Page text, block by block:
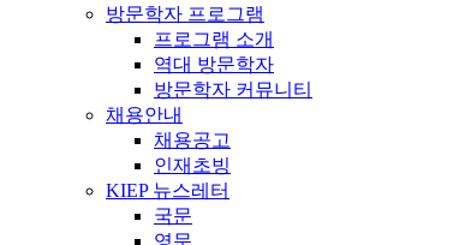
방문학자 프로그램
프로그램 소개
역대 방문학자
방문학자 커뮤니티
채용안내
채용공고
인재초빙
KIEP 뉴스레터
국문
영문